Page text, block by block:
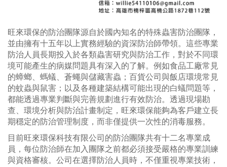
旺來環保的防治團隊源自於國內知名的特殊蟲害防治團隊，
並由擁有十五年以上實務經驗的資深防治師帶領。這些專業
防治人員長期投入於各類蟲害研究與防治工作，對於不同環
境可能產生的病媒問題具有深入的了解。例如食品工廠常見
的蟑螂、螞蟻、蒼蠅與儲藏害蟲；百貨公司與飯店環境常見
的蚊蟲與鼠害；以及各種建築結構可能出現的白蟻問題等，
都能透過專業判斷與完善規劃進行有效防治。透過現場勘
查、環境分析與防治計畫制定，旺來環保能夠為客戶建立長
期穩定的防治管理制度，而非僅提供一次性的消毒服務。
目前旺來環保科技有限公司的防治團隊共有十二名專業成
員，每位防治師在加入團隊之前都必須接受嚴格的專業訓練
與資格審核。公司在選擇防治人員時，不僅重視專業技術，